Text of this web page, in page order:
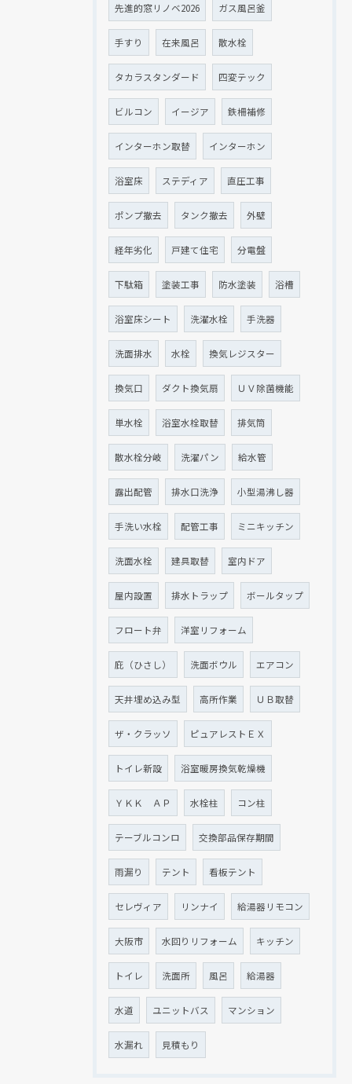
先進的窓リノベ2026 ガス風呂釜
手すり 在来風呂 散水栓
タカラスタンダード 四変テック
ビルコン イージア 鉄柵補修
インターホン取替 インターホン
浴室床 ステディア 直圧工事
ポンプ撤去 タンク撤去 外壁
経年劣化 戸建て住宅 分電盤
下駄箱 塗装工事 防水塗装 浴槽
浴室床シート 洗濯水栓 手洗器
洗面排水 水栓 換気レジスター
換気口 ダクト換気扇 ＵＶ除菌機能
単水栓 浴室水栓取替 排気筒
散水栓分岐 洗濯パン 給水管
露出配管 排水口洗浄 小型湯沸し器
手洗い水栓 配管工事 ミニキッチン
洗面水栓 建具取替 室内ドア
屋内設置 排水トラップ ボールタップ
フロート弁 洋室リフォーム
庇（ひさし） 洗面ボウル エアコン
天井埋め込み型 高所作業 ＵＢ取替
ザ・クラッソ ピュアレストＥＸ
トイレ新設 浴室暖房換気乾燥機
ＹＫＫ ＡＰ 水栓柱 コン柱
テーブルコンロ 交換部品保存期間
雨漏り テント 看板テント
セレヴィア リンナイ 給湯器リモコン
大阪市 水回りリフォーム キッチン
トイレ 洗面所 風呂 給湯器
水道 ユニットバス マンション
水漏れ 見積もり